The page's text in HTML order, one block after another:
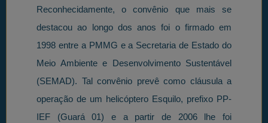
Reconhecidamente, o convênio que mais se
destacou ao longo dos anos foi o firmado em
1998 entre a PMMG e a Secretaria de Estado do
Meio Ambiente e Desenvolvimento Sustentável
(SEMAD). Tal convênio prevê como cláusula a
operação de um helicóptero Esquilo, prefixo PP-
IEF (Guará 01) e a partir de 2006 lhe foi